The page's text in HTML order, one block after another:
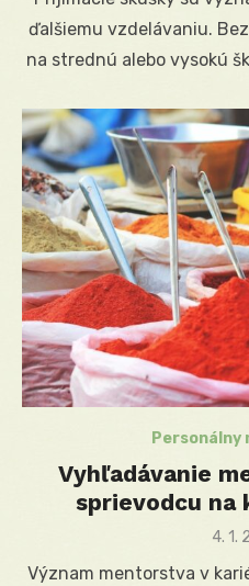
ďalšiemu vzdelávaniu.
na strednú alebo vysokú
Personálny
Vyhľadávanie
sprievodcu na
4. 1.
Význam mentorstva v